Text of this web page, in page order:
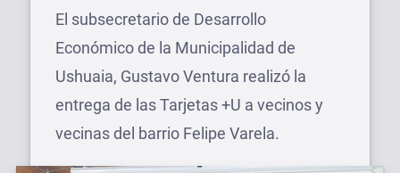
el
El subsecretario de Desarrollo
Económico de la Municipalidad de
Ushuaia, Gustavo Ventura realizó la
entrega de las Tarjetas +U a vecinos y
vecinas del barrio Felipe Varela.